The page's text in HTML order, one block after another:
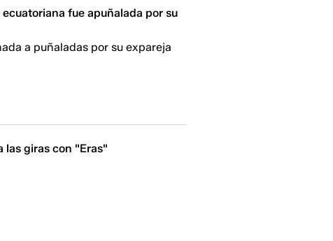
fue apuñalada por su
a puñaladas por su expareja
las giras con "Eras"